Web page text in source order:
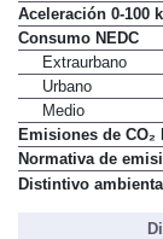
Aceleración 0-100
Consumo NEDC
Extraurbano
Urbano
Medio
Emisiones de CO₂
Normativa de
Distintivo